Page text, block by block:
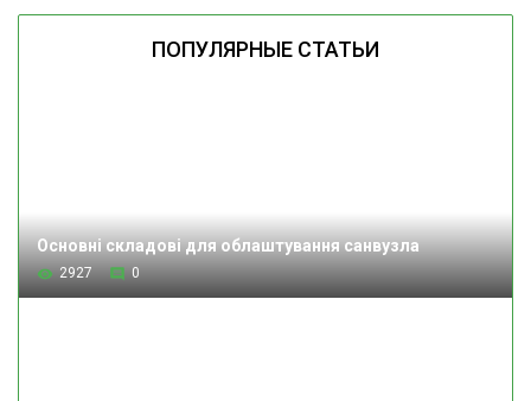
ПОПУЛЯРНЫЕ СТАТЬИ
Основні складові для облаштування санвузла
2927 0